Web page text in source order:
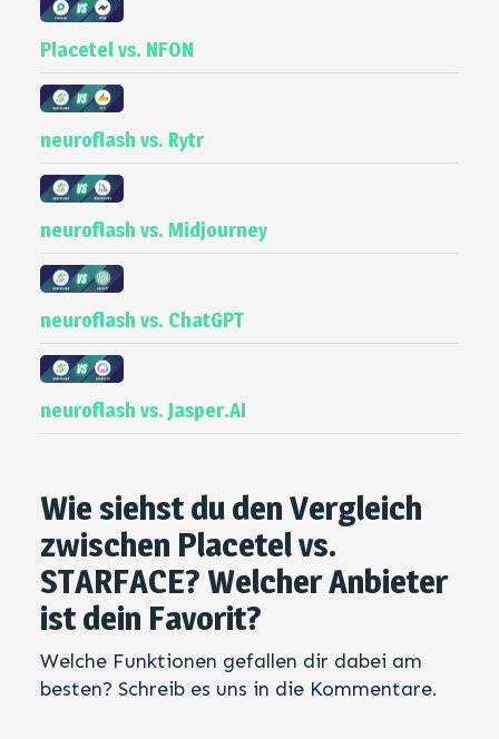
Placetel vs. NFON
neuroflash vs. Rytr
neuroflash vs. Midjourney
neuroflash vs. ChatGPT
neuroflash vs. Jasper.AI
Wie siehst du den Vergleich
zwischen Placetel vs.
STARFACE? Welcher Anbieter
ist dein Favorit?
Welche Funktionen gefallen dir dabei am
besten? Schreib es uns in die Kommentare.